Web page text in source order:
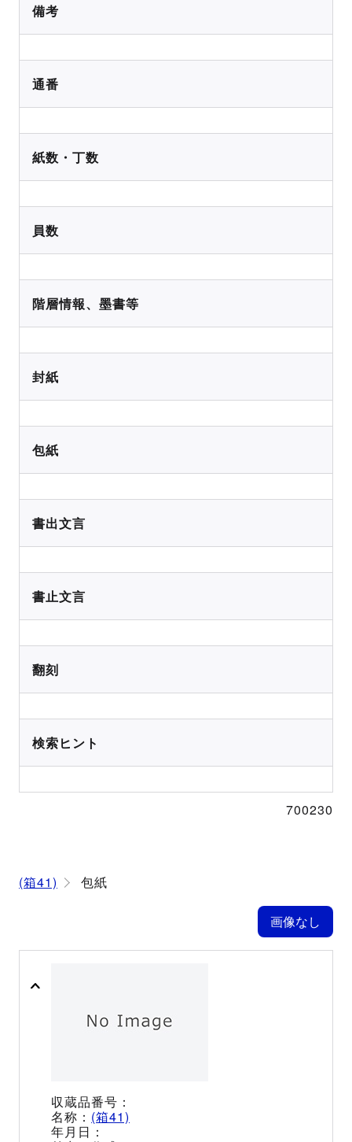
備考
通番
紙数・丁数
員数
階層情報、墨書等
封紙
包紙
書出文言
書止文言
翻刻
検索ヒント
700230
(箱41) 包紙
(箱41)